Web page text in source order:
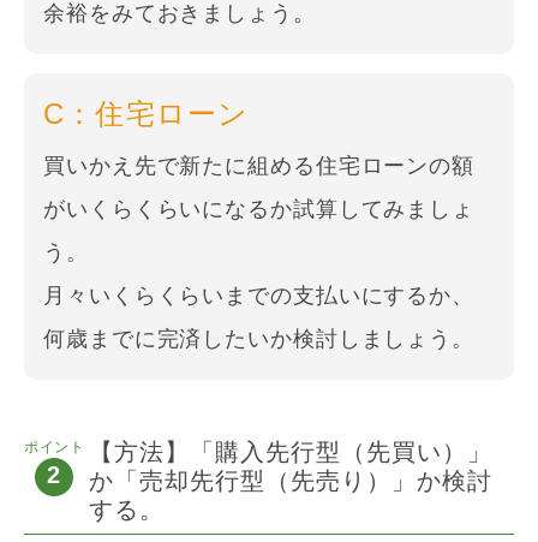
余裕をみておきましょう。
C：住宅ローン
買いかえ先で新たに組める住宅ローンの額
がいくらくらいになるか試算してみましょ
う。
月々いくらくらいまでの支払いにするか、
何歳までに完済したいか検討しましょう。
ポイント
2
【方法】「購入先行型（先買い）」
か「売却先行型（先売り）」か検討
する。